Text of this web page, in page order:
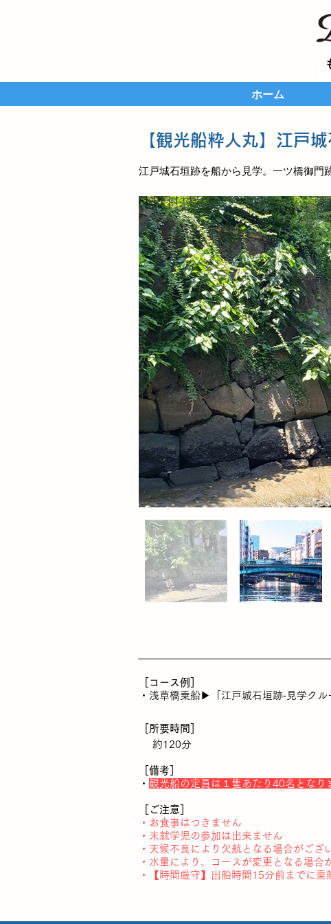
ホーム
【観光船粋人丸】江戸
江戸城石垣跡を船から見学。 一ツ橋御門
［コース例］
・浅草橋乗船▶「江戸城石垣跡‐見学ク
［所要時間］
約120分
［備考］
・ 観光船の定員は１隻あたり40名となり
［ご注意］
・お食事はつきません
・未就学児の参加は出来ません
・天候不良により欠航となる場合がござ
・水量により、コースが変更となる場合
・【時間厳守】出船時間15分前までに乗